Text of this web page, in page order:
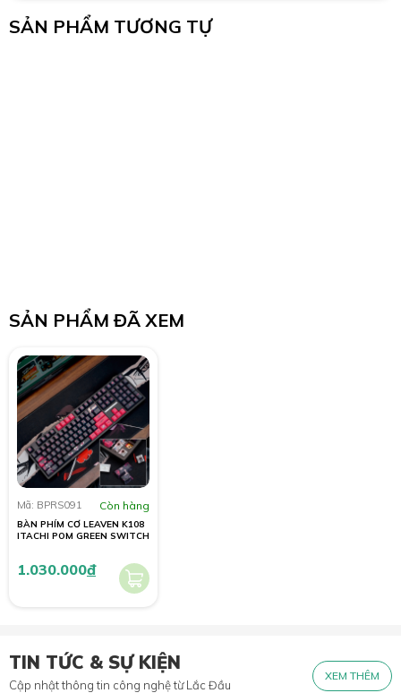
SẢN PHẨM TƯƠNG TỰ
SẢN PHẨM ĐÃ XEM
Mã: BPRS091 Còn hàng
BÀN PHÍM CƠ LEAVEN K108
ITACHI POM GREEN SWITCH
1.030.000đ
TIN TỨC & SỰ KIỆN
Cập nhật thông tin công nghệ từ Lắc Đầu
XEM THÊM